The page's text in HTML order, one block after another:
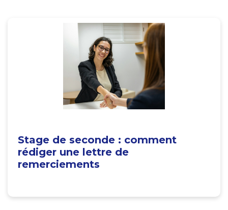
Stage de seconde : comment
rédiger une lettre de
remerciements